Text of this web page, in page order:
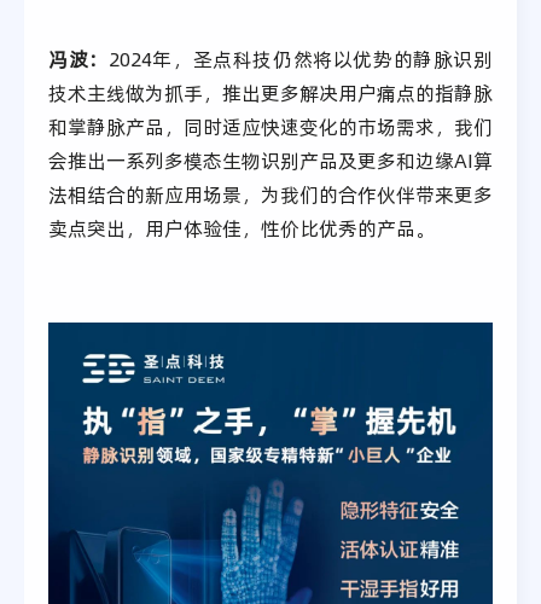
冯波： 2024年，圣点科技仍然将以优势的静脉识别
技术主线做为抓手，推出更多解决用户痛点的指静脉
和掌静脉产品，同时适应快速变化的市场需求，我们
会推出一系列多模态生物识别产品及更多和边缘AI算
法相结合的新应用场景，为我们的合作伙伴带来更多
卖点突出，用户体验佳，性价比优秀的产品。